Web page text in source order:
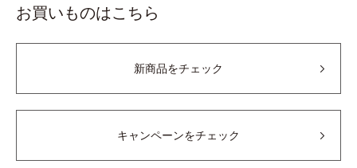
お買いものはこちら
新商品をチェック
キャンペーンをチェック